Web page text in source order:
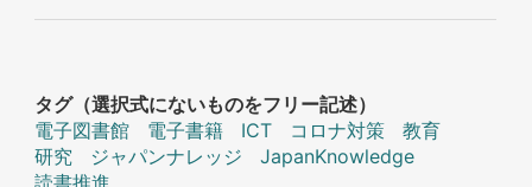
タグ（選択式にないものをフリー記述）
電子図書館
電子書籍 ICT コロナ対策
教育
研究
ジャパンナレッジ
JapanKnowledge
読書推進